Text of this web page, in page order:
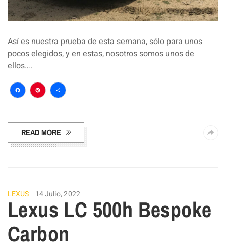
Así es nuestra prueba de esta semana, sólo para unos
pocos elegidos, y en estas, nosotros somos unos de
ellos….
Facebook
Pinterest
Compartir
READ MORE
LEXUS 14 Julio, 2022
Lexus LC 500h Bespoke
Carbon